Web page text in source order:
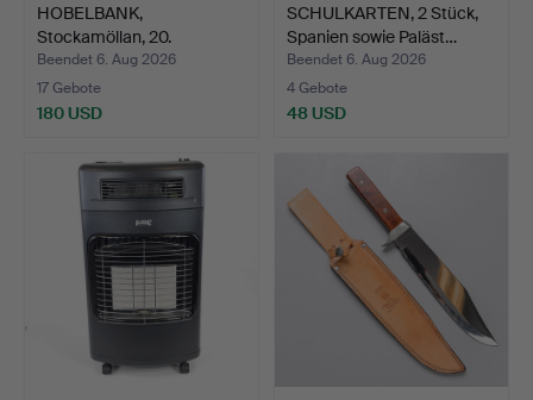
HOBELBANK,
Stockamöllan, 20.
Jahrhundert.
Beendet 6. Aug 2026
17 Gebote
180 USD
SCHULKARTEN, 2 Stück,
Spanien sowie Paläst…
Beendet 6. Aug 2026
4 Gebote
48 USD